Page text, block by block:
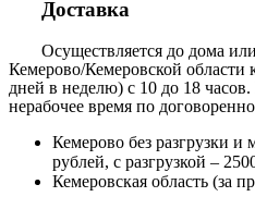
Доставка
Осуществляется до дома
Кемерово/Кемеровской
дней в неделю) с 10 до 18
нерабочее время по
Кемерово без разгрузки и
рублей, с разгрузкой –
Кемеровская область (за